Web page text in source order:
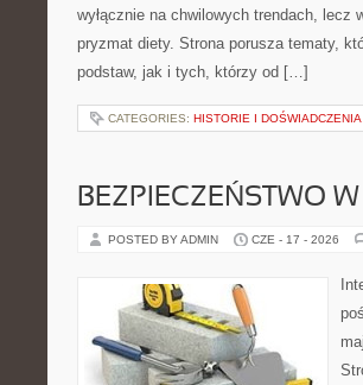
wyłącznie na chwilowych trendach,
pryzmat diety. Strona porusza tematy,
podstaw, jak i tych, którzy od […]
CATEGORIES: HISTORIE I
BEZPIECZEŃSTWO W
POSTED BY ADMIN CZE - 17 - 2026